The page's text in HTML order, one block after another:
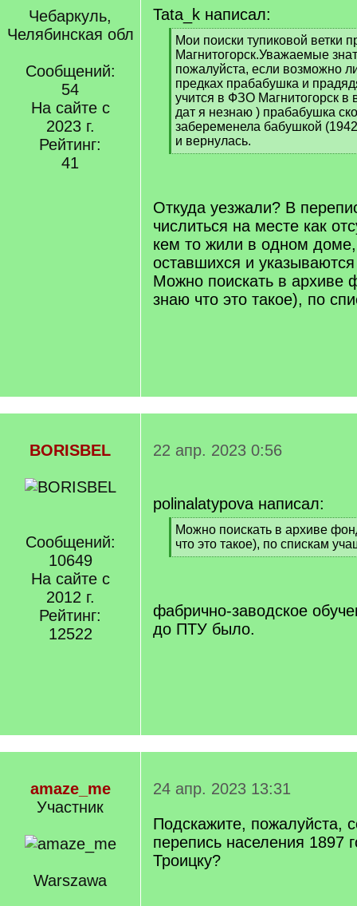
Чебаркуль,
Челябинская обл
Сообщений:
54
На сайте с
2023 г.
Рейтинг:
41
Tata_k написал:
[
q
]
Мои поиски тупиковой ветки
Магнитогорск.Уважаемые
пожалуйста, если возможно
предках прабабушка и
учится в ФЗО Магнитогорск в
дат я незнаю ) прабабушка
забеременела бабушкой
и вернулась.
[
Откуда уезжали? В
числиться на месте как
кем то жили в одном
оставшихся и
Можно поискать в
знаю что это такое), по
BORISBEL
Сообщений:
10649
На сайте с
2012 г.
Рейтинг:
12522
22 апр. 2023 0:56
polinalatypova написал:
[
q
]
Можно поискать в архиве
что это такое), по спискам
[
фабрично-заводское
до ПТУ было.
amaze_me
Участник
Warszawa
24 апр. 2023 13:31
Подскажите, пожалуйста,
перепись населения 1897
Троицку?